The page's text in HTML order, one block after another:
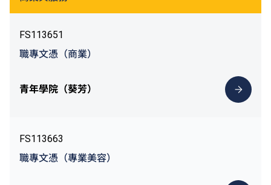
FS113651
職專文憑（商業）
青年學院（葵芳）
FS113663
職專文憑（專業美容）